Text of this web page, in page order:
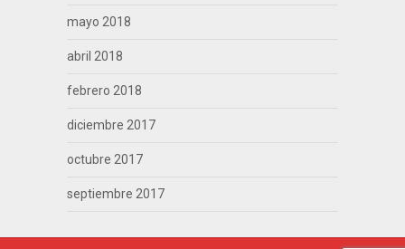
mayo 2018
abril 2018
febrero 2018
diciembre 2017
octubre 2017
septiembre 2017